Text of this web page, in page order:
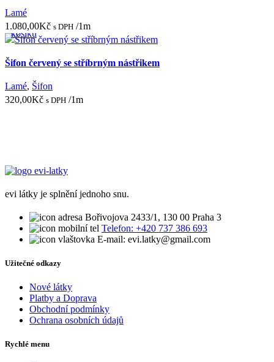
Lamé
1.080,00Kč s DPH /1m
Přidat
do
košíku
náhled
Šifon červený se stříbrným nástřikem
Lamé, Šifon
320,00Kč s DPH /1m
evi látky je splnění jednoho snu.
Bořivojova 2433/1, 130 00 Praha 3
Telefon: +420 737 386 693
E-mail: evi.latky@gmail.com
Užitečné odkazy
Nové látky
Platby a Doprava
Obchodní podmínky
Ochrana osobních údajů
Rychlé menu